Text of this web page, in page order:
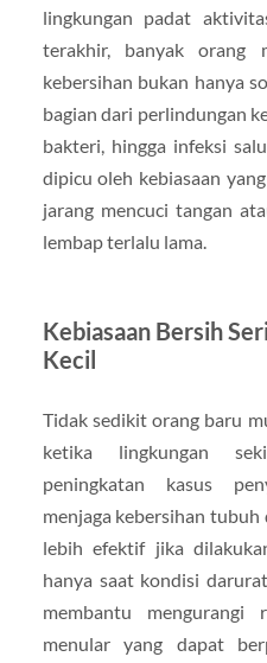
lingkungan padat
terakhir, banyak orang
kebersihan bukan hanya
bagian dari perlindungan
bakteri, hingga infeksi
dipicu oleh kebiasaan
jarang mencuci tangan
lembap terlalu lama.
Kebiasaan Bersih
Kecil
Tidak sedikit orang baru
ketika lingkungan
peningkatan kasus
menjaga kebersihan
lebih efektif jika
hanya saat kondisi
membantu mengurangi
menular yang dapat